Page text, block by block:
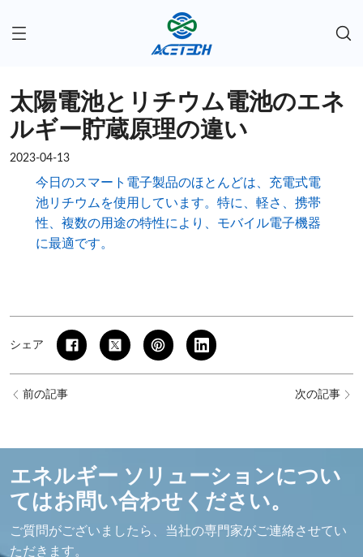
太陽電池とリチウム電池のエネ
ルギー貯蔵原理の違い
2023-04-13
今日のスマート電子製品のほとんどは、充電式電
池リチウムを使用しています。特に、軽さ、携帯
性、複数の用途の特性により、モバイル電子機器
に最適です。
シェア
前の記事 次の記事
エネルギー ソリューションについ
てはお問い合わせください。
ご質問がございましたら、当社の専門家がご連絡させてい
ただきます。